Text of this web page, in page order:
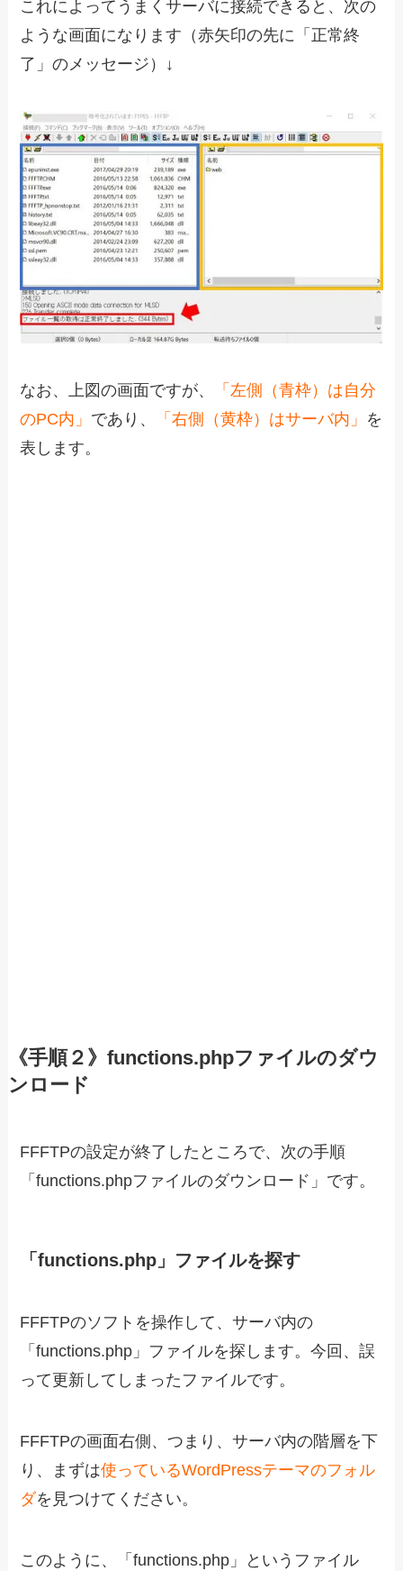
これによってうまくサーバに接続できると、次の
ような画面になります（赤矢印の先に「正常終
了」のメッセージ）↓
なお、上図の画面ですが、
「左側（青枠）は自分
のPC内」 であり、 「右側（黄枠）はサーバ内」 を
表します。
《手順２》functions.phpファイルのダウ
ンロード
FFFTPの設定が終了したところで、次の手順
「functions.phpファイルのダウンロード」です。
「functions.php」ファイルを探す
FFFTPのソフトを操作して、サーバ内の
「functions.php」ファイルを探します。今回、誤
って更新してしまったファイルです。
FFFTPの画面右側、つまり、サーバ内の階層を下
り、まずは使っているWordPressテーマのフォル
ダを見つけてください。
このように、「functions.php」というファイル